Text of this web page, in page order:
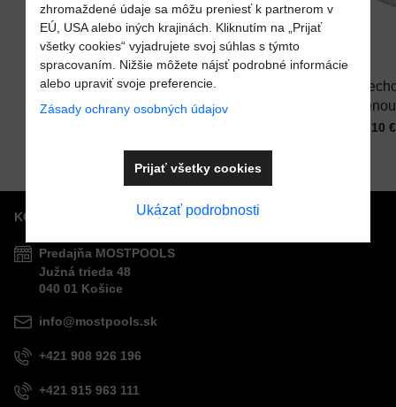
Vzduchovací
nástavec -
Do košíka
Pridať k Obľúbeným
Recirkulačná
tryska POOL´S
Pridať k
Cena
17,10 €
KONTAKTY
Predajňa MOSTPOOLS
Južná trieda 48
040 01 Košice
info@mostpools.sk
+421 908 926 196
+421 915 963 111
zhromaždené údaje sa môžu preniesť k partnerom v
EÚ, USA alebo iných krajinách. Kliknutím na „Prijať
všetky cookies“ vyjadrujete svoj súhlas s týmto
spracovaním. Nižšie môžete nájsť podrobné informácie
alebo upraviť svoje preferencie.
Zásady ochrany osobných údajov
Ukázať podrobnosti
Prijať všetky cookies